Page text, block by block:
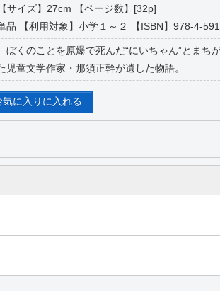
サイズ】27cm 【ページ数】[32p]
品 【利用対象】小学１～２ 【ISBN】978-4-
ぼくのことを原爆で死んだ“にいちゃん”とま
児童文学作家・那須正幹が遺した物語。
気に入りに入れる